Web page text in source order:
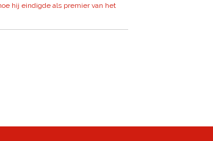
hij eindigde als premier van het